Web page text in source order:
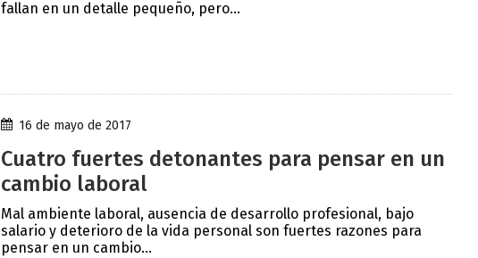
fallan en un detalle pequeño, pero...
16 de mayo de 2017
Cuatro fuertes detonantes para pensar en un
cambio laboral
Mal ambiente laboral, ausencia de desarrollo profesional, bajo
salario y deterioro de la vida personal son fuertes razones para
pensar en un cambio...